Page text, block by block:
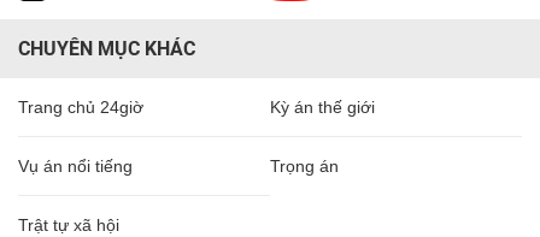
CHUYÊN MỤC KHÁC
Trang chủ 24giờ Kỳ án thế giới
Vụ án nổi tiếng Trọng án
Trật tự xã hội